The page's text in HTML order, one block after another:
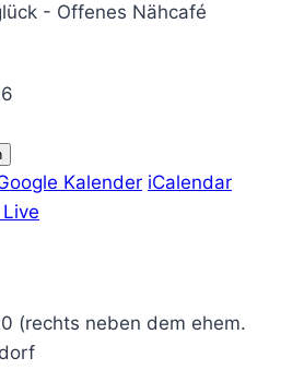
Kalender iCalendar
(rechts neben dem ehem.